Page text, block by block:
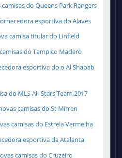
do Queens Park Rangers
esportiva do Alavés
camisa titular do Linfield
do Tampico Madero
esportiva do o Al Shabab
do MLS All-Stars Team 2017
camisas do St Mirren
camisas do Estrela Vermelha
esportiva da Atalanta
camisas do Cruzeiro